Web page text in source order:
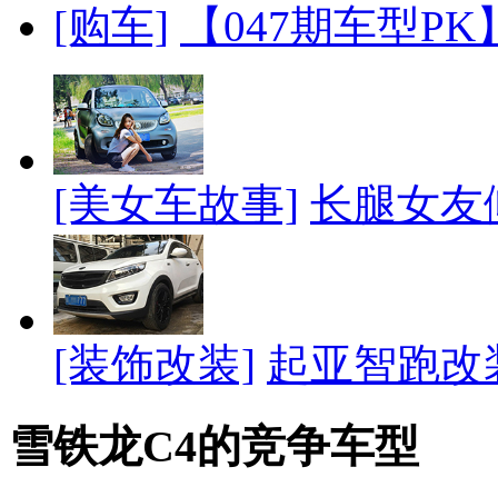
[购车]
【047期车型PK
[美女车故事] 长腿女友
[装饰改装] 起亚智跑
雪铁龙C4的竞争车型